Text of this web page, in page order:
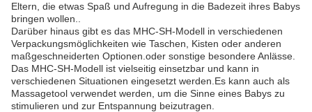
Eltern, die etwas Spaß und Aufregung in die Badezeit ihres Babys
bringen wollen..
Darüber hinaus gibt es das MHC-SH-Modell in verschiedenen
Verpackungsmöglichkeiten wie Taschen, Kisten oder anderen
maßgeschneiderten Optionen.oder sonstige besondere Anlässe.
Das MHC-SH-Modell ist vielseitig einsetzbar und kann in
verschiedenen Situationen eingesetzt werden.Es kann auch als
Massagetool verwendet werden, um die Sinne eines Babys zu
stimulieren und zur Entspannung beizutragen.